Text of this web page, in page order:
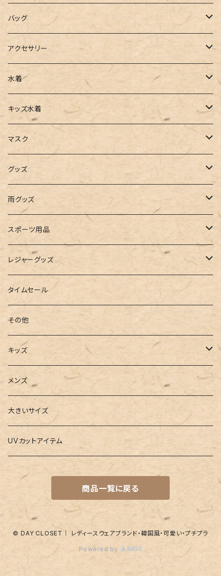
ポロシャツ
ベスト
チュニック
タンクトップ
キャミソール
インナー
ビスチェ
スラックス
ワイドパンツ
カーゴパンツ
サロペット
ガウチョ
レギンス
その他
キャミワンピース
サロペット
オールインワン
ブーツ
パンプス
サンダル
スニーカー
フラットシューズ
レインシューズ
レースアップ
ルームシューズ
インソール
ローファー
バッグ
トートバッグ
ショルダー
バックパック
カゴバッグ
エコバッグ
リュック
ハンドバッグ
ボストンバッグ
アクセサリー
その他
水着
ワンピース
ビキニ
ワンショルダー
オフショルダー
バンドゥ
タンキニ
キャミキニ
フィットネス
2点セット
3点セット
4点セット
5点セット
水着関連商品
レギンス
キッズ水着
女の子
男の子
ユニセックス
マスク
アクセサリー
マスクケース
グッズ
帽子
ストール・マフラー
手袋
ポーチ
パスケース
ウォレット
カードケース
キーケース
メガネチェーン
アームカバー
ネイルグッズ
雨グッズ
レインコート
スポーツ用品
トレーニング・スポーツウェア
トレーニンググッズ
ヨガウェア
ヨガソックス
ヨガグッズ
ヨガマット
レジャーグッズ
ビーチグッズ
タイムセール
その他
キッズ
Girls
水着
バレー
Boys
水着
グッズ
メンズ
大きいサイズ
UVカットアイテム
商品一覧に戻る
© DAY CLOSET｜ レディースウェアブランド・韓国風・可愛い・プチプラ
Powered by